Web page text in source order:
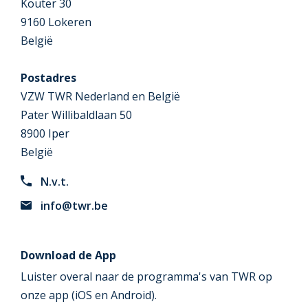
Kouter 30
9160 Lokeren
België
Postadres
VZW TWR Nederland en België
Pater Willibaldlaan 50
8900 Iper
België
N.v.t.
info@twr.be
Download de App
Luister overal naar de programma's van TWR op
onze app (iOS en Android).